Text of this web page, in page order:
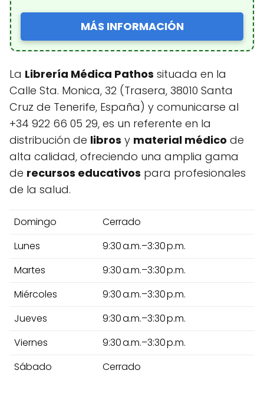
MÁS INFORMACIÓN
La Librería Médica Pathos situada en la
Calle Sta. Monica, 32 (Trasera, 38010 Santa
Cruz de Tenerife, España) y comunicarse al
+34 922 66 05 29, es un referente en la
distribución de libros y material médico de
alta calidad, ofreciendo una amplia gama
de recursos educativos para profesionales
de la salud.
Domingo
Cerrado
Lunes
9:30 a.m.–3:30 p.m.
Martes
9:30 a.m.–3:30 p.m.
Miércoles
9:30 a.m.–3:30 p.m.
Jueves
9:30 a.m.–3:30 p.m.
Viernes
9:30 a.m.–3:30 p.m.
Sábado
Cerrado